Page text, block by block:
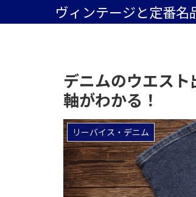
ヴィンテージと定番名
デニムのウエス
軸がわかる！
リーバイス・デニム